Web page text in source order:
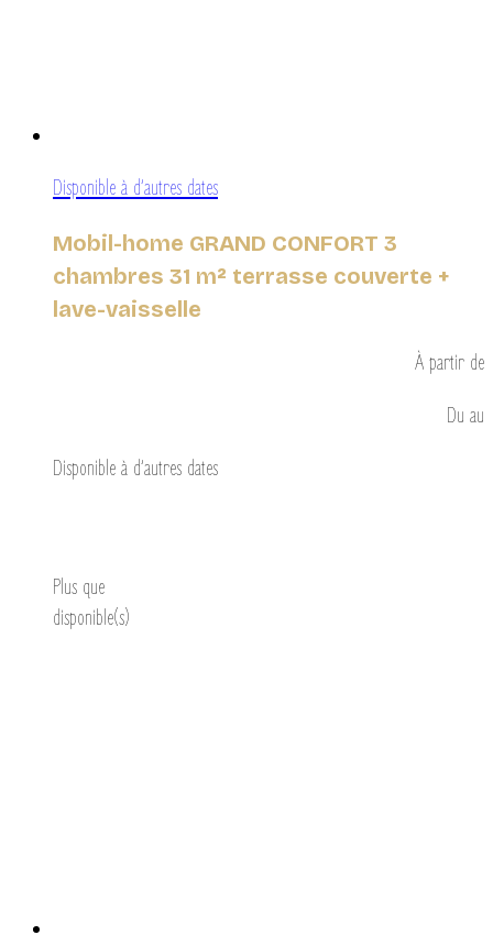
Disponible à d’autres dates
Mobil-home GRAND CONFORT 3
chambres 31 m² terrasse couverte +
lave-vaisselle
À partir de
Du au
Disponible à d’autres dates
Plus que
disponible(s)